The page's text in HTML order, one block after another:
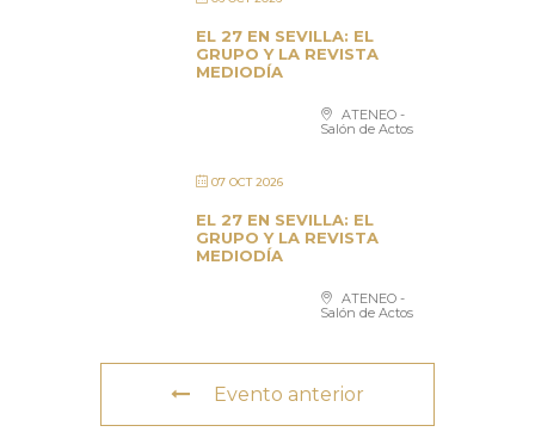
EL 27 EN SEVILLA: EL
GRUPO Y LA REVISTA
MEDIODÍA
ATENEO -
Salón de Actos
07 OCT 2026
EL 27 EN SEVILLA: EL
GRUPO Y LA REVISTA
MEDIODÍA
ATENEO -
Salón de Actos
Evento anterior